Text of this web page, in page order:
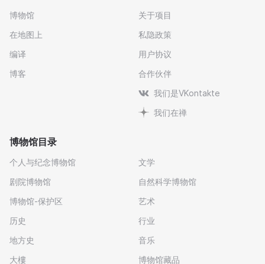
博物馆
在地图上
编译
博客
关于项目
私隐政策
用户协议
合作伙伴
我们是VKontakte
我们在禅
博物馆目录
个人与纪念博物馆
剧院博物馆
博物馆-保护区
历史
地方史
大樓
文学
自然科学博物馆
艺术
行业
音乐
博物馆藏品